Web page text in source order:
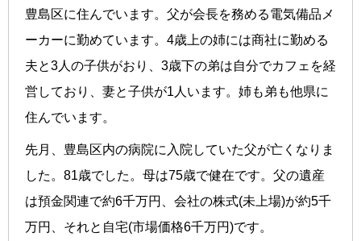
豊島区に住んでいます。父が会長を務める電気備品メ
ーカーに勤めています。4歳上の姉には商社に勤める
夫と3人の子供がおり、3歳下の弟は自分でカフェを経
営しており、妻と子供が1人います。姉も弟も他県に
住んでいます。
先月、豊島区内の病院に入院していた父が亡くなりま
した。81歳でした。母は75歳で健在です。父の遺産
は預金関連で約6千万円、会社の株式(未上場)が約5千
万円、それと自宅(市場価格6千万円)です。